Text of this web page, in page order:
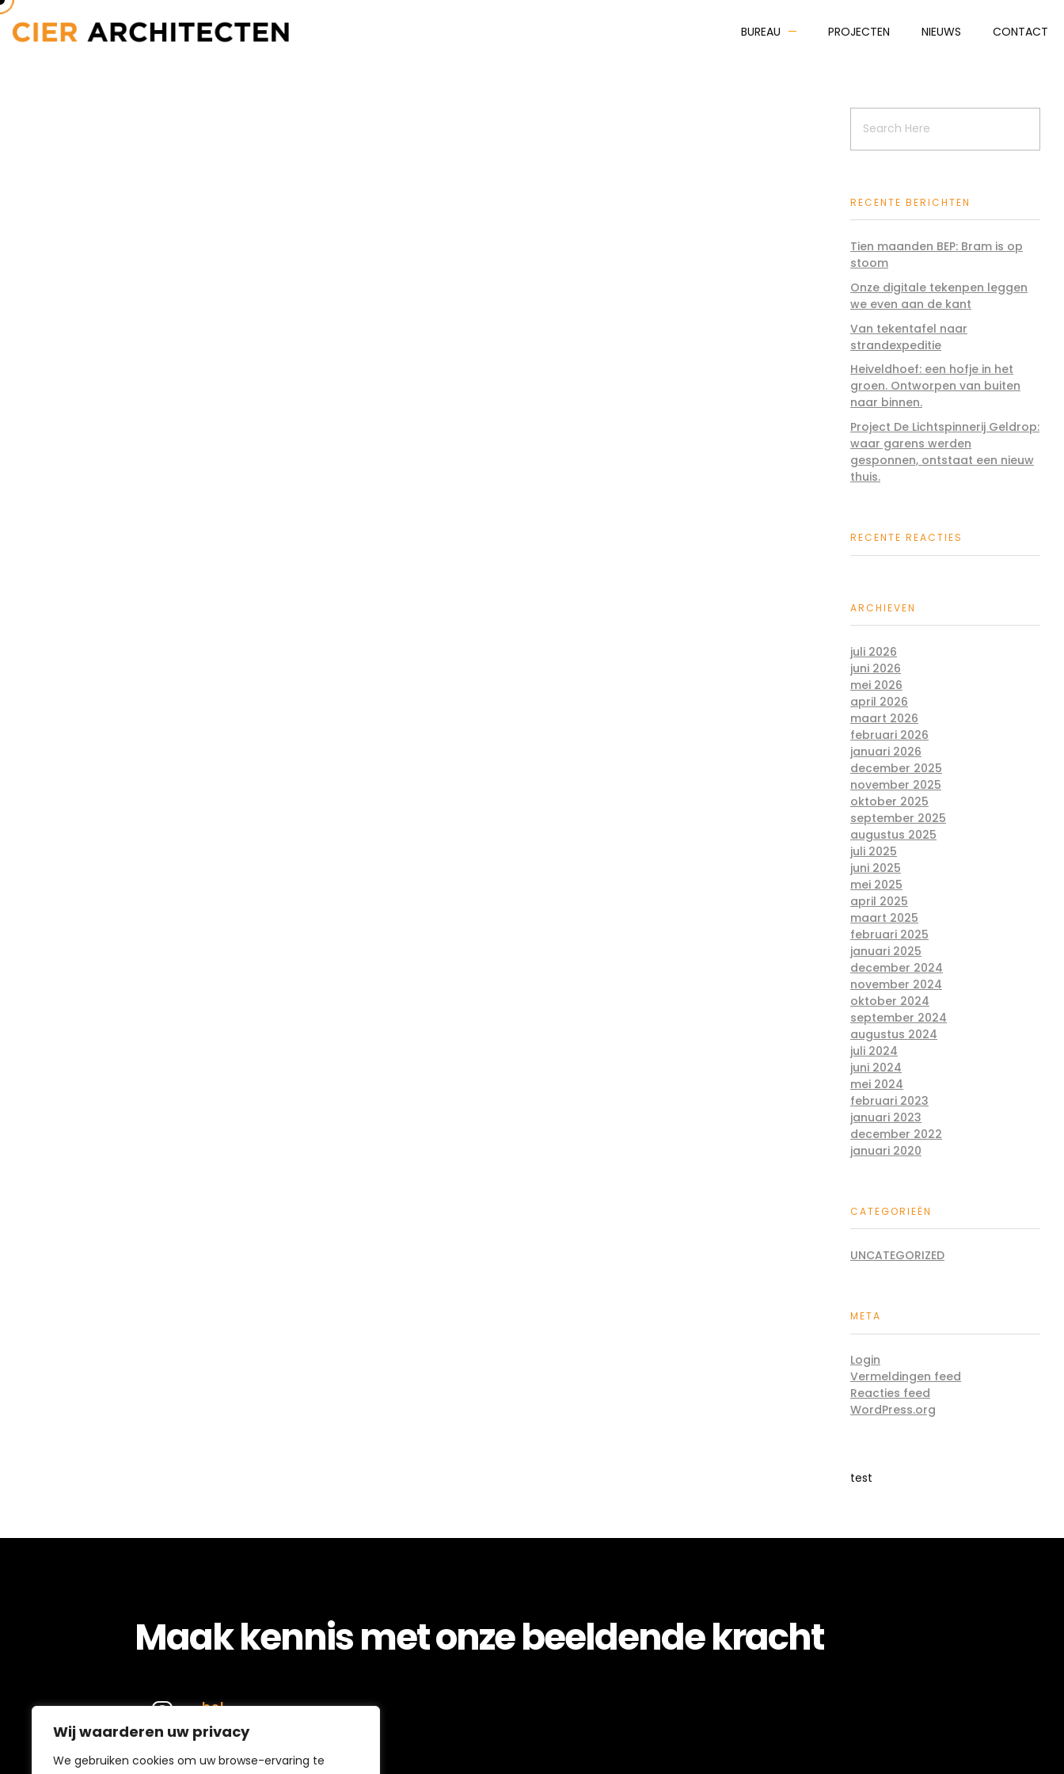
Wij waarderen uw privacy
We gebruiken cookies om uw browse-ervaring te
BUREAU PROJECTEN NIEUWS CONTACT
RECENTE BERICHTEN
Tien maanden BEP: Bram is op
stoom
Onze digitale tekenpen leggen
we even aan de kant
Van tekentafel naar
strandexpeditie
Heiveldhoef: een hofje in het
groen. Ontworpen van buiten
naar binnen.
Project De Lichtspinnerij Geldrop:
waar garens werden
gesponnen, ontstaat een nieuw
thuis.
RECENTE REACTIES
ARCHIEVEN
juli 2026
juni 2026
mei 2026
april 2026
maart 2026
februari 2026
januari 2026
december 2025
november 2025
oktober 2025
september 2025
augustus 2025
juli 2025
juni 2025
mei 2025
april 2025
maart 2025
februari 2025
januari 2025
december 2024
november 2024
oktober 2024
september 2024
augustus 2024
juli 2024
juni 2024
mei 2024
februari 2023
januari 2023
december 2022
januari 2020
CATEGORIEËN
UNCATEGORIZED
META
Login
Vermeldingen feed
Reacties feed
WordPress.org
test
Maak kennis met onze beeldende kracht
bel
(0162) 37 22 20